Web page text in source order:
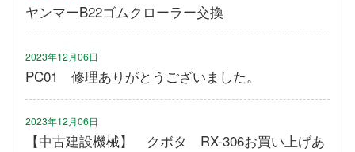
ヤンマーB22ゴムクローラー交換
2023年12月06日
PC01 修理ありがとうございました。
2023年12月06日
【中古建設機械】 クボタ RX-306お買い上げあ